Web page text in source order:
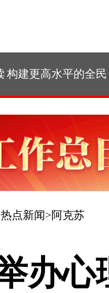
建更高水平的全民
身公共服务体系
热点新闻>阿克苏
办